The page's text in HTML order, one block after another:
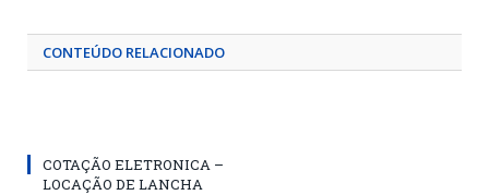
CONTEÚDO RELACIONADO
COTAÇÃO ELETRONICA –
LOCAÇÃO DE LANCHA